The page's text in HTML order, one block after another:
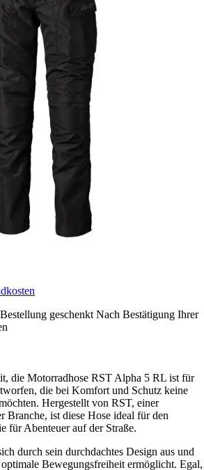
geschenkt Nach Bestätigung Ihrer
die Motorradhose RST Alpha 5 RL ist für
die bei Komfort und Schutz keine
Hergestellt von RST, einer
Branche, ist diese Hose ideal für den
für Abenteuer auf der Straße.
durch sein durchdachtes Design aus und
Bewegungsfreiheit ermöglicht. Egal,